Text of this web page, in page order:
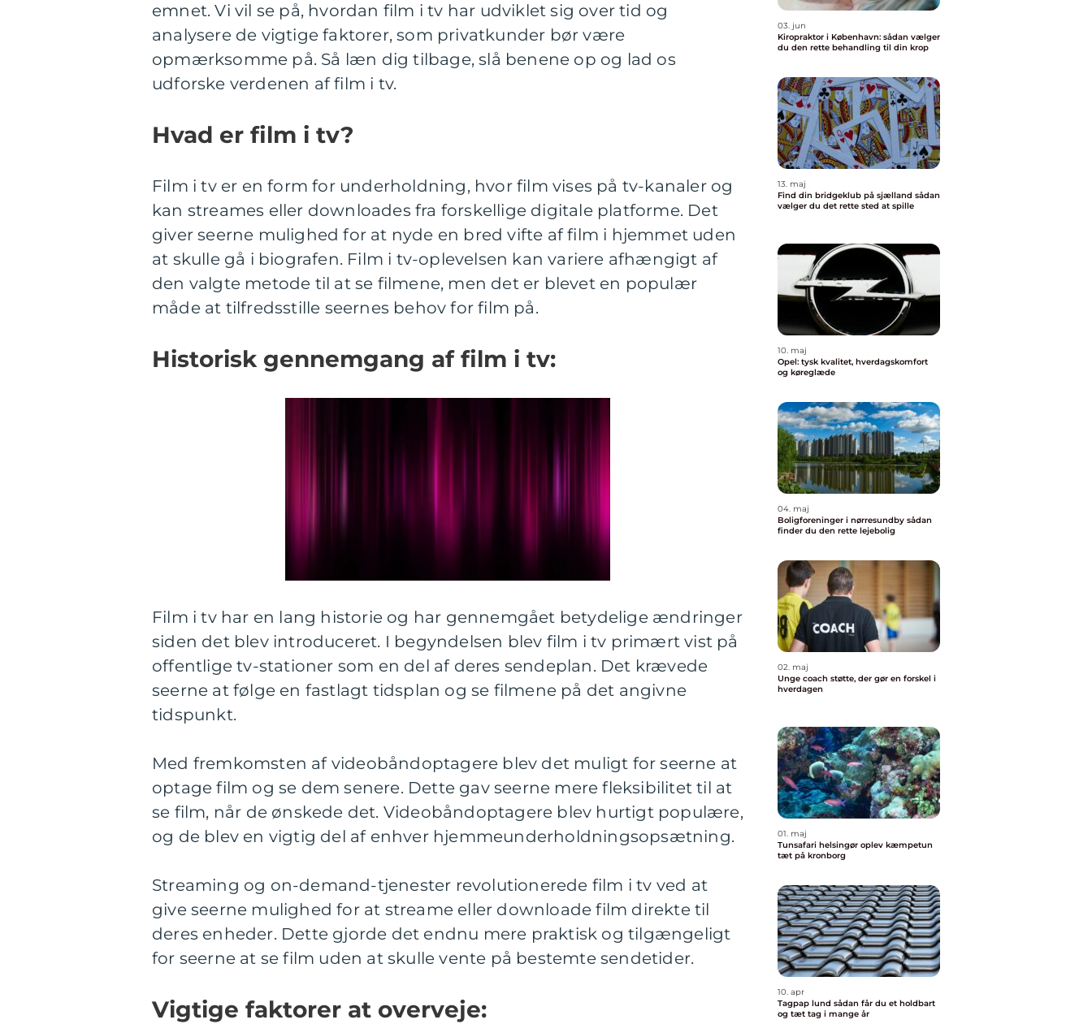
emnet. Vi vil se på, hvordan film i tv har udviklet sig over tid og
analysere de vigtige faktorer, som privatkunder bør være
opmærksomme på. Så læn dig tilbage, slå benene op og lad os
udforske verdenen af film i tv.
Hvad er film i tv?
Film i tv er en form for underholdning, hvor film vises på tv-kanaler og
kan streames eller downloades fra forskellige digitale platforme. Det
giver seerne mulighed for at nyde en bred vifte af film i hjemmet uden
at skulle gå i biografen. Film i tv-oplevelsen kan variere afhængigt af
den valgte metode til at se filmene, men det er blevet en populær
måde at tilfredsstille seernes behov for film på.
Historisk gennemgang af film i tv:
Film i tv har en lang historie og har gennemgået betydelige ændringer
siden det blev introduceret. I begyndelsen blev film i tv primært vist på
offentlige tv-stationer som en del af deres sendeplan. Det krævede
seerne at følge en fastlagt tidsplan og se filmene på det angivne
tidspunkt.
Med fremkomsten af videobåndoptagere blev det muligt for seerne at
optage film og se dem senere. Dette gav seerne mere fleksibilitet til at
se film, når de ønskede det. Videobåndoptagere blev hurtigt populære,
og de blev en vigtig del af enhver hjemmeunderholdningsopsætning.
Streaming og on-demand-tjenester revolutionerede film i tv ved at
give seerne mulighed for at streame eller downloade film direkte til
deres enheder. Dette gjorde det endnu mere praktisk og tilgængeligt
for seerne at se film uden at skulle vente på bestemte sendetider.
Vigtige faktorer at overveje:
03. jun
Kiropraktor i København: sådan vælger
du den rette behandling til din krop
13. maj
Find din bridgeklub på sjælland sådan
vælger du det rette sted at spille
10. maj
Opel: tysk kvalitet, hverdagskomfort
og køreglæde
04. maj
Boligforeninger i nørresundby sådan
finder du den rette lejebolig
02. maj
Unge coach støtte, der gør en forskel i
hverdagen
01. maj
Tunsafari helsingør oplev kæmpetun
tæt på kronborg
10. apr
Tagpap lund sådan får du et holdbart
og tæt tag i mange år